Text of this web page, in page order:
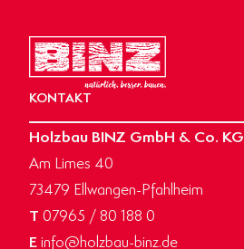
KONTAKT
Holzbau BINZ GmbH & Co. KG
Am Limes 40
73479 Ellwangen-Pfahlheim
T 07965 / 80 188 0
Einfo@holzbau-binz.de